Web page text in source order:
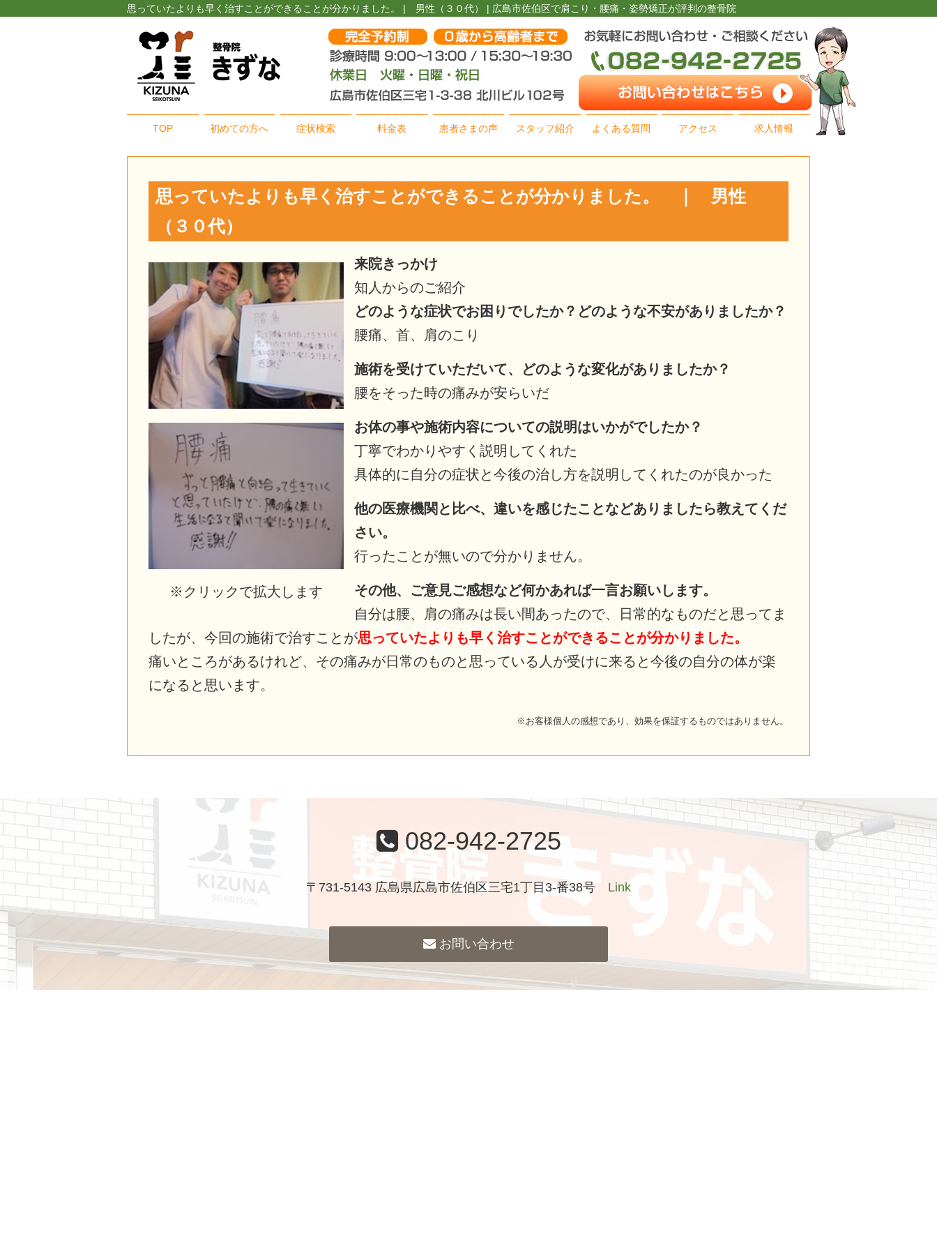
思っていたよりも早く治すことができることが分かりました。 | 男性（３０代） | 広島市佐伯区で肩こり・腰痛・姿勢矯正が評判の整骨院
TOP 初めての方へ 症状検索 料金表 患者さまの声 スタッフ紹介 よくある質問 アクセス 求人情報
思っていたよりも早く治すことができることが分かりました。 ｜ 男性
（３０代）
※クリックで拡大します
来院きっかけ
知人からのご紹介
どのような症状でお困りでしたか？どのような不安がありましたか？
腰痛、首、肩のこり
施術を受けていただいて、どのような変化がありましたか？
腰をそった時の痛みが安らいだ
お体の事や施術内容についての説明はいかがでしたか？
丁寧でわかりやすく説明してくれた
具体的に自分の症状と今後の治し方を説明してくれたのが良かった
他の医療機関と比べ、違いを感じたことなどありましたら教えてくだ
さい。
行ったことが無いので分かりません。
その他、ご意見ご感想など何かあれば一言お願いします。
自分は腰、肩の痛みは長い間あったので、日常的なものだと思ってま
したが、今回の施術で治すことが思っていたよりも早く治すことができることが分かりました。
痛いところがあるけれど、その痛みが日常のものと思っている人が受けに来ると今後の自分の体が楽
になると思います。
※お客様個人の感想であり、効果を保証するものではありません。
082-942-2725
〒731-5143 広島県広島市佐伯区三宅1丁目3-番38号 Link
お問い合わせ